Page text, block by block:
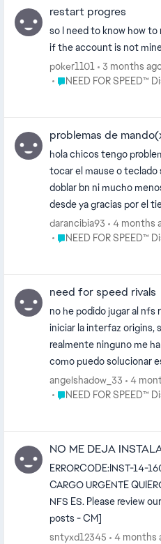
saltó, y como no tengo
misiones no tengo una
que salte dicho logro,
asesor de soporte de ea
pero que publicara acá
momento no he tenido
restart progres
so I need to know how
if the account is not
poker1101
3 months
Place NEED FOR
NEED FOR SPEED™
problemas de
hola chicos tengo
tocar el mause o
doblar bn ni mucho
desde ya gracias por el
darancibia93
4 months
Place NEED FOR
NEED FOR SPEED™
need for speed rivals
no he podido jugar al nfs
iniciar la interfaz origins,
realmente ninguno me
como puedo solucionar
angelshadow_33
4
Place NEED FOR
NEED FOR SPEED™
NO ME DEJA
ERRORCODE:INST-14-
CARGO URGENTE
NFS ES. Please review
posts - CM]
sntyxd12345
4 months